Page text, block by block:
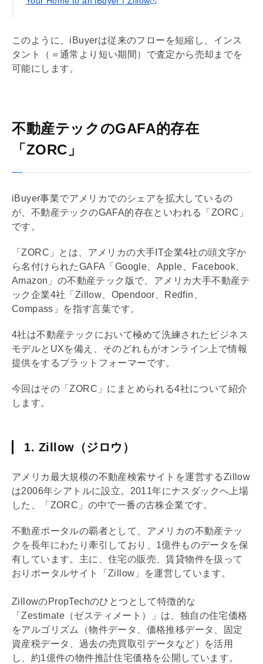
このように、iBuyerは従来のフローを短縮し、インス
タント（＝通常より短い期間）で査定から売却までを
可能にします。
不動産テックのGAFA的存在
「ZORC」
iBuyer事業でアメリカでのシェアを拡大しているの
が、不動産テックのGAFA的存在といわれる「ZORC」
です。
「ZORC」とは、アメリカの大手IT企業4社の頭文字か
ら名付けられたGAFA「Google、Apple、Facebook、
Amazon」の不動産テック版で、アメリカ大手不動産テ
ック企業4社「Zillow、Opendoor、Redfin、
Compass」を指す言葉です。
4社は不動産テックにおいて極めて洗練されたビジネス
モデルとUXを備え、そのどれもがオンライン上で情報
提供をするプラットフォーマーです。
今回はその「ZORC」にまとめられる4社について紹介
します。
1. Zillow（ジロウ）
アメリカ最大規模の不動産検索サイトを運営するZillow
は2006年シアトルに設立。2011年にナスダックへ上場
した、「ZORC」の中で一番の古株企業です。
不動産ポータルの覇者として、アメリカの不動産テッ
クを長年にわたり牽引しており、1億件ものデータを保
有しています。主に、住宅の販売、賃貸物件を扱って
おりポータルサイト「Zillow」を運営しています。
ZillowのPropTechのひとつとして特徴的な
「Zestimate（ゼスティメート）」は、独自の住宅価格
をアルゴリズム（物件データ、価格推移データ、
固定
資産税データ、過去の売買取引データなど）を活用
し、約1億件の物件推計住宅価格を公開しています。